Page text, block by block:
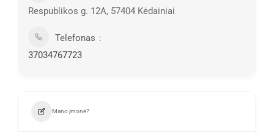
Respublikos g. 12A, 57404 Kėdainiai
Telefonas
37034767723
Mano įmonė?